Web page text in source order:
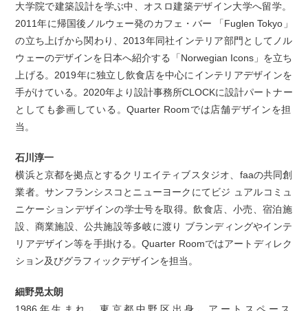
大学院で建築設計を学ぶ中、オスロ建築デザイン大学へ留学。
2011年に帰国後ノルウェー発のカフェ・バー 「Fuglen Tokyo」
の立ち上げから関わり、2013年同社インテリア部門としてノル
ウェーのデザインを日本へ紹介する「Norwegian Icons」を立ち
上げる。2019年に独立し飲食店を中心にインテリアデザインを
手がけている。2020年より設計事務所CLOCKに設計パートナー
としても参画している。Quarter Roomでは店舗デザインを担
当。
石川淳一
横浜と京都を拠点とするクリエイティブスタジオ、faaの共同創
業者。サンフランシスコとニューヨークにてビジ ュアルコミュ
ニケーションデザインの学士号を取得。飲食店、小売、宿泊施
設、商業施設、公共施設等多岐に渡り ブランディングやインテ
リアデザイン等を手掛ける。Quarter Roomではアートディレク
ション及びグラフィックデザインを担当。
細野晃太朗